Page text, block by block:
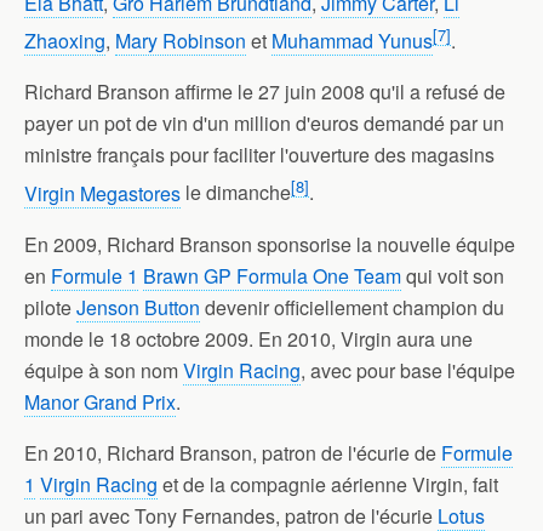
Zhaoxing, Mary Robinson et Muhammad Yunus[7].
Richard Branson affirme le 27 juin 2008 qu'il a refusé de
payer un pot de vin d'un million d'euros demandé par un
ministre français pour faciliter l'ouverture des magasins
Virgin Megastores le dimanche[8].
En 2009, Richard Branson sponsorise la nouvelle équipe
en Formule 1 Brawn GP Formula One Teamqui voit son
piloteJenson Button devenir officiellement champion du
monde le 18 octobre 2009. En 2010, Virgin aura une
équipe à son nomVirgin Racing, avec pour base l'équipe
Manor Grand Prix.
En 2010, Richard Branson, patron de l'écurie de Formule
1 Virgin Racing et de la compagnie aérienne Virgin, fait
un pari avec Tony Fernandes, patron de l'écurie Lotus